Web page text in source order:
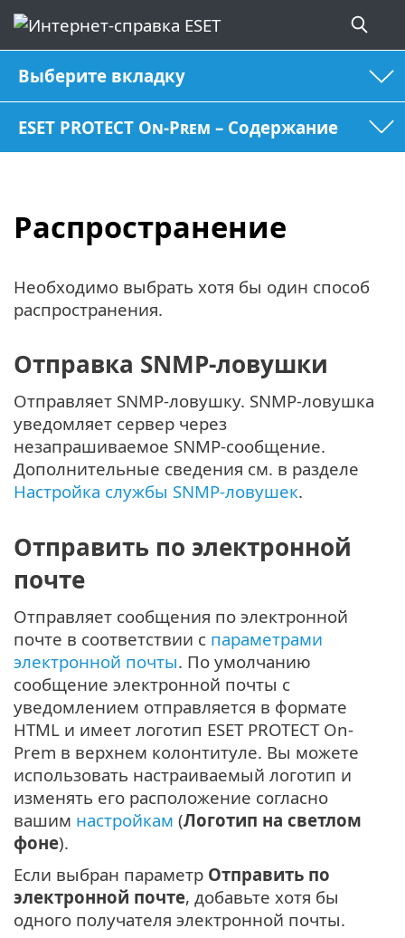
Выберите вкладку
ESET PROTECT On-Prem – Содержание
Распространение
Необходимо выбрать хотя бы один способ
распространения.
Отправка SNMP-ловушки
Отправляет SNMP-ловушку. SNMP-ловушка
уведомляет сервер через
незапрашиваемое SNMP-сообщение.
Дополнительные сведения см. в разделе
Настройка службы SNMP-ловушек.
Отправить по электронной
почте
Отправляет сообщения по электронной
почте в соответствии с параметрами
электронной почты. По умолчанию
сообщение электронной почты с
уведомлением отправляется в формате
HTML и имеет логотип ESET PROTECT On-
Prem в верхнем колонтитуле. Вы можете
использовать настраиваемый логотип и
изменять его расположение согласно
вашим настройкам (Логотип на светлом
фоне).
Если выбран параметр Отправить по
электронной почте, добавьте хотя бы
одного получателя электронной почты.